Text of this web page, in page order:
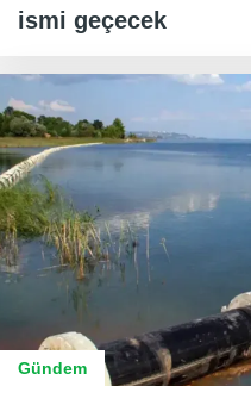
ismi geçecek
Gündem